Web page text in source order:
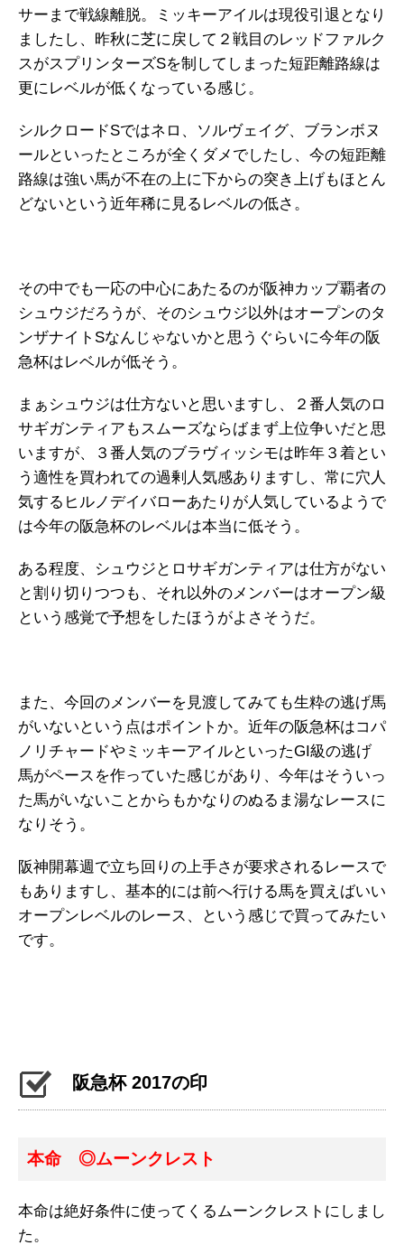
サーまで戦線離脱。ミッキーアイルは現役引退となり
ましたし、昨秋に芝に戻して２戦目のレッドファルク
スがスプリンターズSを制してしまった短距離路線は
更にレベルが低くなっている感じ。
シルクロードSではネロ、ソルヴェイグ、ブランボヌ
ールといったところが全くダメでしたし、今の短距離
路線は強い馬が不在の上に下からの突き上げもほとん
どないという近年稀に見るレベルの低さ。
その中でも一応の中心にあたるのが阪神カップ覇者の
シュウジだろうが、そのシュウジ以外はオープンのタ
ンザナイトSなんじゃないかと思うぐらいに今年の阪
急杯はレベルが低そう。
まぁシュウジは仕方ないと思いますし、２番人気のロ
サギガンティアもスムーズならばまず上位争いだと思
いますが、３番人気のブラヴィッシモは昨年３着とい
う適性を買われての過剰人気感ありますし、常に穴人
気するヒルノデイバローあたりが人気しているようで
は今年の阪急杯のレベルは本当に低そう。
ある程度、シュウジとロサギガンティアは仕方がない
と割り切りつつも、それ以外のメンバーはオープン級
という感覚で予想をしたほうがよさそうだ。
また、今回のメンバーを見渡してみても生粋の逃げ馬
がいないという点はポイントか。近年の阪急杯はコパ
ノリチャードやミッキーアイルといったGI級の逃げ
馬がペースを作っていた感じがあり、今年はそういっ
た馬がいないことからもかなりのぬるま湯なレースに
なりそう。
阪神開幕週で立ち回りの上手さが要求されるレースで
もありますし、基本的には前へ行ける馬を買えばいい
オープンレベルのレース、という感じで買ってみたい
です。
阪急杯 2017の印
本命 ◎ムーンクレスト
本命は絶好条件に使ってくるムーンクレストにしまし
た。